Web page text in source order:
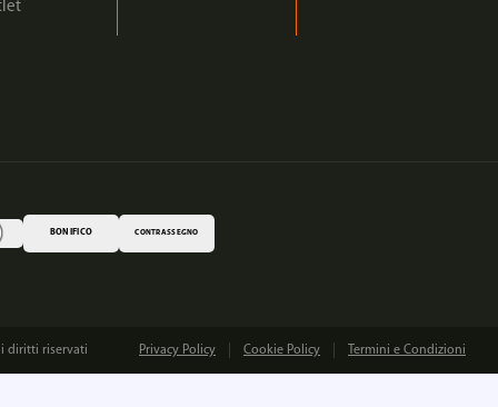
BONIFICO CONTRASSEGNO
i diritti riservati Privacy Policy Cookie Policy Termini e Condizioni